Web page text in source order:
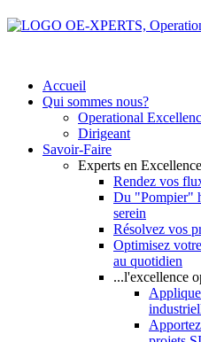
Accueil
Qui sommes nous?
Operational
Dirigeant
Savoir-Faire
Experts en
Rendez vos
Du "Pompier"
serein
Résolvez vos
Optimisez
au quotidien
...l'excellence